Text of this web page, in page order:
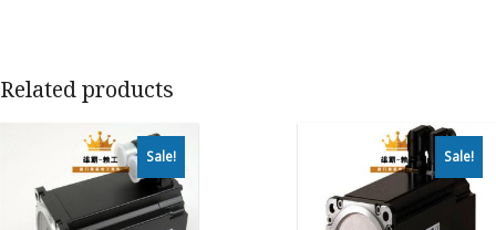
Related products
Sale! Sale!